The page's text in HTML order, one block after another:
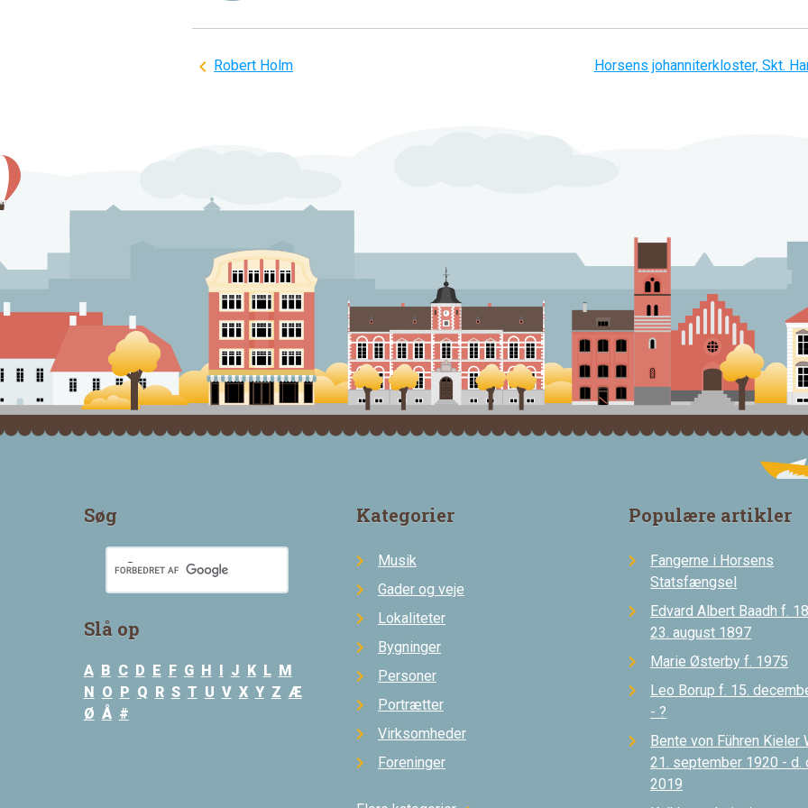
Indlægsnavigation
Robert Holm Horsens johanniterkloster, Skt.
Søg
Slå op
A B C D E F G H I J K L M
N O P Q R S T U V X Y Z Æ
Ø Å #
Kategorier
Musik
Gader og veje
Lokaliteter
Bygninger
Personer
Portrætter
Virksomheder
Foreninger
Populære artikler
Fangerne i Horsens
Statsfængsel
Edvard Albert Baadh f.
23. august 1897
Marie Østerby f. 1975
Leo Borup f. 15.
- ?
Bente von Führen Kieler
21. september 1920 - d.
2019